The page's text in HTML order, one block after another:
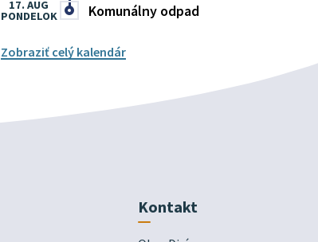
Komunálny odpad
17. AUG
PONDELOK
Zobraziť celý kalendár
Kontakt